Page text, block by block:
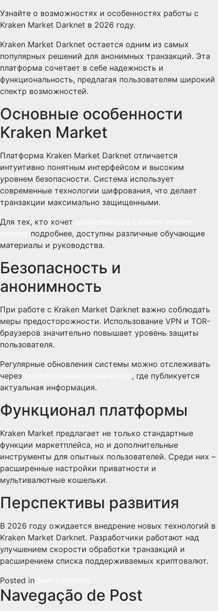
Узнайте о возможностях и особенностях работы с
Kraken Market Darknet в 2026 году.
Kraken Market Darknet остается одним из самых
популярных решений для анонимных транзакций. Эта
платформа сочетает в себе надежность и
функциональность, предлагая пользователям широкий
спектр возможностей.
Основные особенности
Kraken Market
Платформа Kraken Market Darknet отличается
интуитивно понятным интерфейсом и высоким
уровнем безопасности. Система использует
современные технологии шифрования, что делает
транзакции максимально защищенными.
Для тех, кто хочет
подробнее, доступны различные обучающие
материалы и руководства.
Безопасность и
анонимность
При работе с Kraken Market Darknet важно соблюдать
меры предосторожности. Использование VPN и TOR-
браузеров значительно повышает уровень защиты
пользователя.
Регулярные обновления системы можно отслеживать
через
, где публикуется
актуальная информация.
Функционал платформы
Kraken Market предлагает не только стандартные
функции маркетплейса, но и дополнительные
инструменты для опытных пользователей. Среди них –
расширенные настройки приватности и
мультивалютные кошельки.
Перспективы развития
В 2026 году ожидается внедрение новых технологий в
Kraken Market Darknet. Разработчики работают над
улучшением скорости обработки транзакций и
расширением списка поддерживаемых криптовалют.
Posted in
Navegação de Post